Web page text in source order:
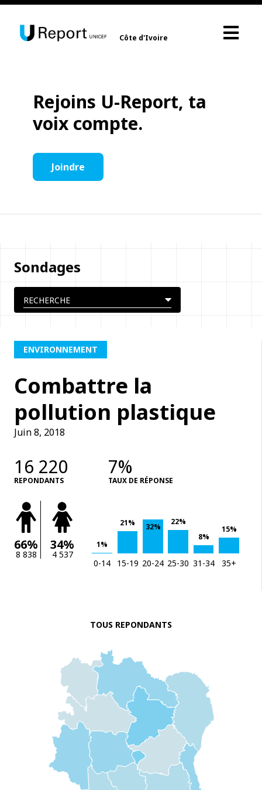
Côte d'Ivoire
Rejoins U-Report, ta
voix compte.
Joindre
Sondages
ENVIRONNEMENT
Combattre la
pollution plastique
Juin 8, 2018
16 220
REPONDANTS
7%
TAUX DE RÉPONSE
66%
8 838
34%
4 537
1%
21% 32%
22%
8%
15%
0-14 15-19 20-24 25-30 31-34 35+
TOUS REPONDANTS